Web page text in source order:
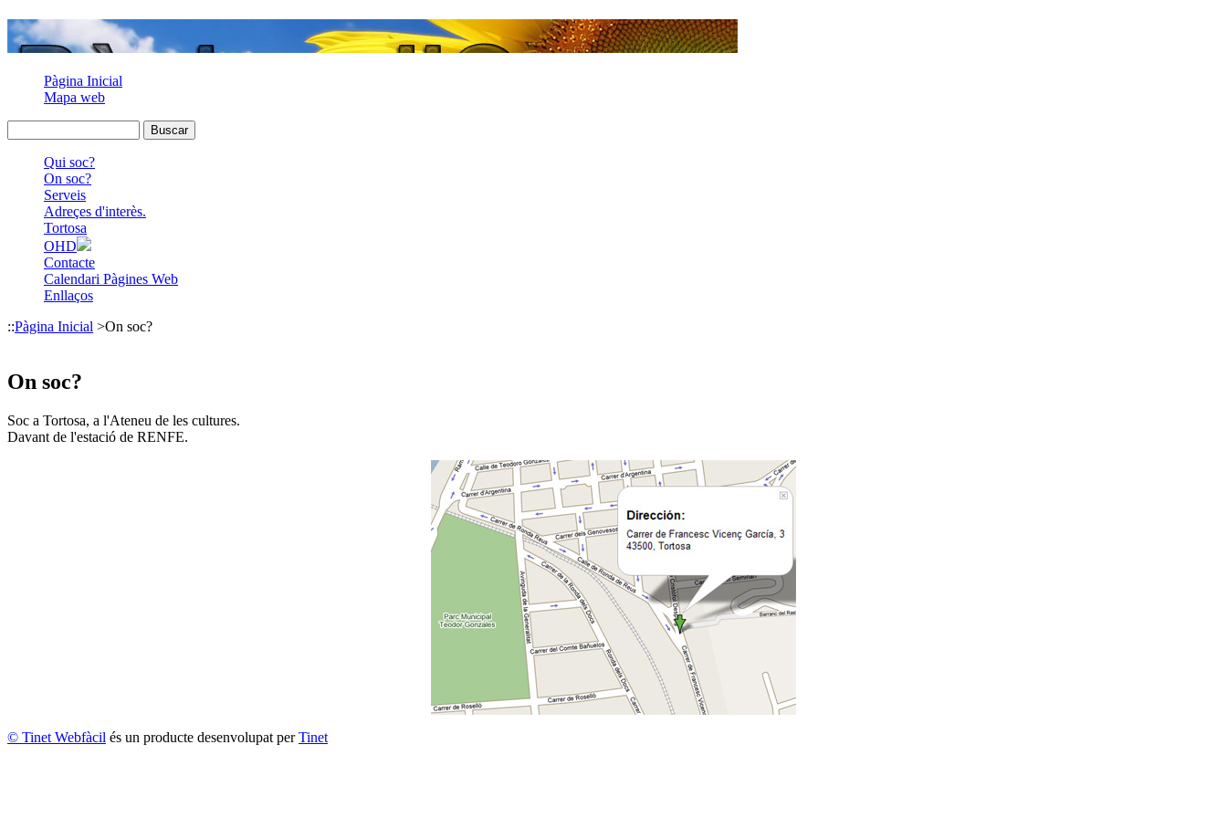
Pàgina Inicial
Mapa web
Qui soc?
On soc?
Serveis
Adreçes d'interès.
Tortosa
OHD
Contacte
Calendari Pàgines Web
Enllaços
::Pàgina Inicial >On soc?
On soc?
Soc a Tortosa, a l'Ateneu de les cultures.
Davant de l'estació de RENFE.
© Tinet Webfàcil és un producte desenvolupat perTinet